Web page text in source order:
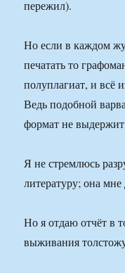
пережил).
Но если в каждом
печатать то
полуплагиат, и всё
Ведь подобной
формат не
Я не стремлюсь
литературу; она мне
Но я отдаю отчёт в
выживания